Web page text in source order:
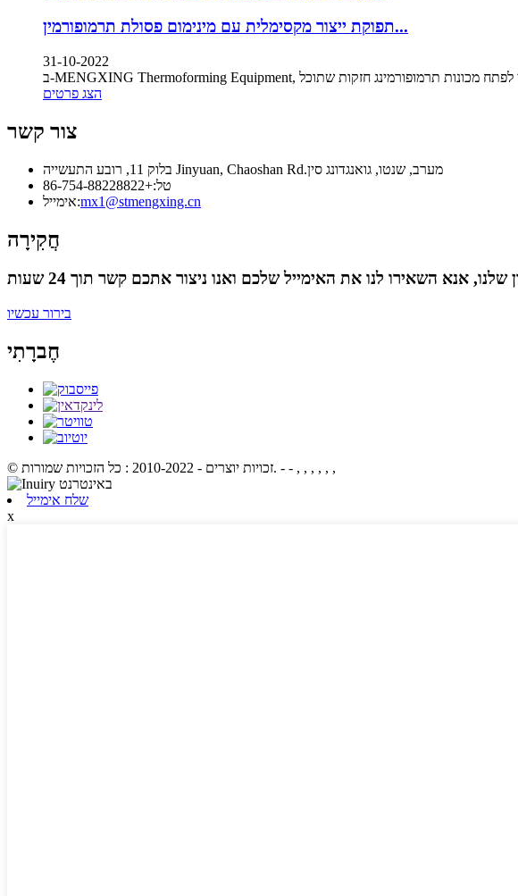
תפוקת ייצור מקסימלית עם מינימום פסולת תרמופורמין...
31-10-2022
הצג פרטים
צור קשר
בלוק 11, רובע התעשייה Jinyuan, Chaoshan Rd.מערב, שנטו, גואנגדונג סין
טל:+86-754-88228822
אימייל:mx1@stmengxing.cn
חֲקִירָה
בירור עכשיו
חֶברָתִי
© זכויות יוצרים - 2010-2022 : כל הזכויות שמורות. - - , , , , , ,
שלח אימייל
x